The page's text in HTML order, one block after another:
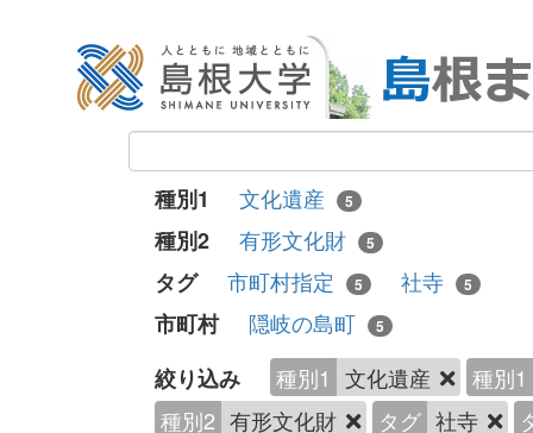
種別1 文化遺産 5
種別2 有形文化財 5
タグ 市町村指定 5 社寺 5
市町村 隠岐の島町 5
絞り込み 種別1 文化遺産
種別1
種別2 有形文化財 タグ 社寺